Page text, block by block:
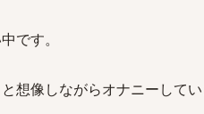
です。
想像しながらオナニーしてい